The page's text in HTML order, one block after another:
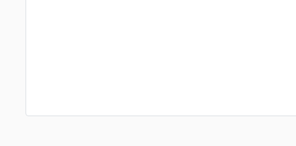
مناسب برخوردار می باشند که نمایی زیبا از چهره شهر را